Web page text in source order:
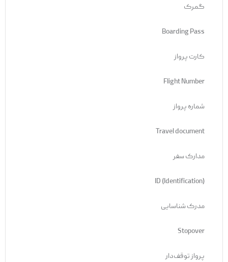
گمرک
Boarding Pass
کارت پرواز
Flight Number
شماره پرواز
Travel document
مدارک سفر
ID (Identification)
مدرک شناسایی
Stopover
پرواز توقف‌دار